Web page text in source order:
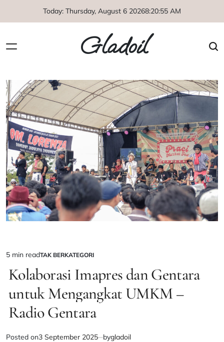
Today: Thursday, August 6 20268:20:55 AM
Gladoil
Estimated
read
time
5 min readPOSTED
TAK BERKATEGORI
Kolaborasi Imapres dan Gentara
untuk Mengangkat UMKM –
Radio Gentara
Posted on3 September 2025 bygladoil